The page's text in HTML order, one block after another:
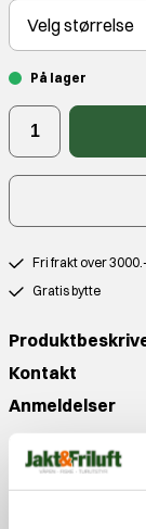
Velgstørrelse
På lager
Fri frakt over 3000.-
Gratis bytte
Kontakt
Anmeldelser
Populære